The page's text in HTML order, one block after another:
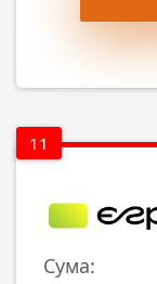
11
Сума: